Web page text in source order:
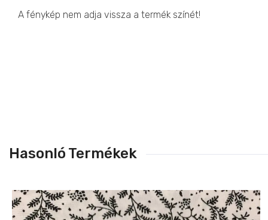
A fénykép nem adja vissza a termék színét!
Hasonló Termékek